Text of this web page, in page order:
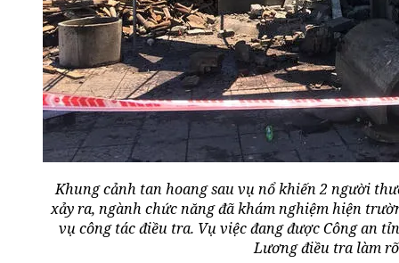
Khung cảnh tan hoang sau vụ nổ khiến 2 người
xảy ra, ngành chức năng đã khám nghiệm hiện
vụ công tác điều tra. Vụ việc đang được Công an
Lương điều tra làm